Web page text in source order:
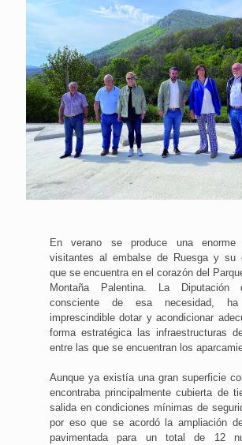
En verano se produce una enorme
visitantes al embalse de Ruesga y su
que se encuentra en el corazón del
Montaña Palentina. La Diputación
consciente de esa necesidad, ha
imprescindible dotar y acondicionar
forma estratégica las infraestructuras
entre las que se encuentran los
Aunque ya existía una gran superficie
encontraba principalmente cubierta de
salida en condiciones mínimas de
por eso que se acordó la ampliación
pavimentada para un total de 12